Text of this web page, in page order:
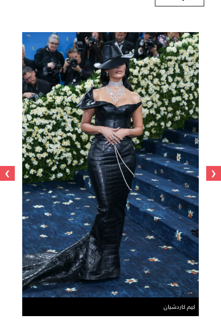
كيم كاردشيان
‹
›